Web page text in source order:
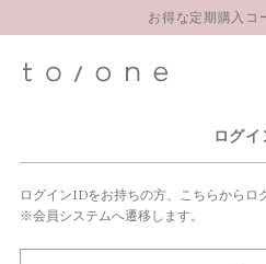
お得な定期購入コ
【重要】お盆期間中のお問い合
LINE お友達登録 500円
ログイ
ログインIDをお持ちの方、こちらからロ
※会員システムへ遷移します。